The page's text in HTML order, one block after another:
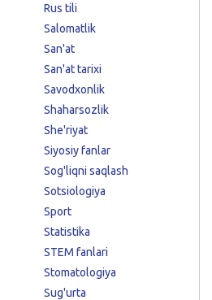
Rus tili
Salomatlik
San'at
San'at tarixi
Savodxonlik
Shaharsozlik
She'riyat
Siyosiy fanlar
Sog'liqni saqlash
Sotsiologiya
Sport
Statistika
STEM fanlari
Stomatologiya
Sug'urta